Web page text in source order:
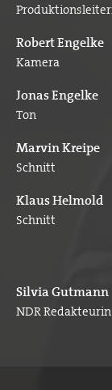
Robert Engelke
Kamera
Jonas Engelke
Ton
Marvin Kreipe
Schnitt
Klaus Helmold
Schnitt
Silvia Gutmann
NDR Redakteurin